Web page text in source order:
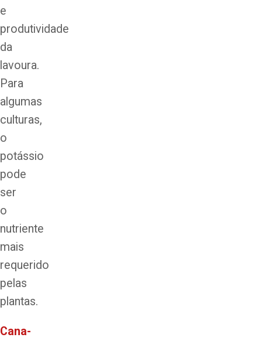
e
produtividade
da
lavoura.
Para
algumas
culturas,
o
potássio
pode
ser
o
nutriente
mais
requerido
pelas
plantas.
Cana-